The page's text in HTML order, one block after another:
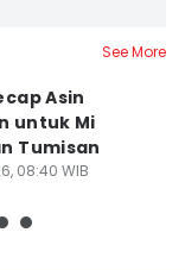
See More
Asin
untuk Mi
Tumisan
08:40 WIB